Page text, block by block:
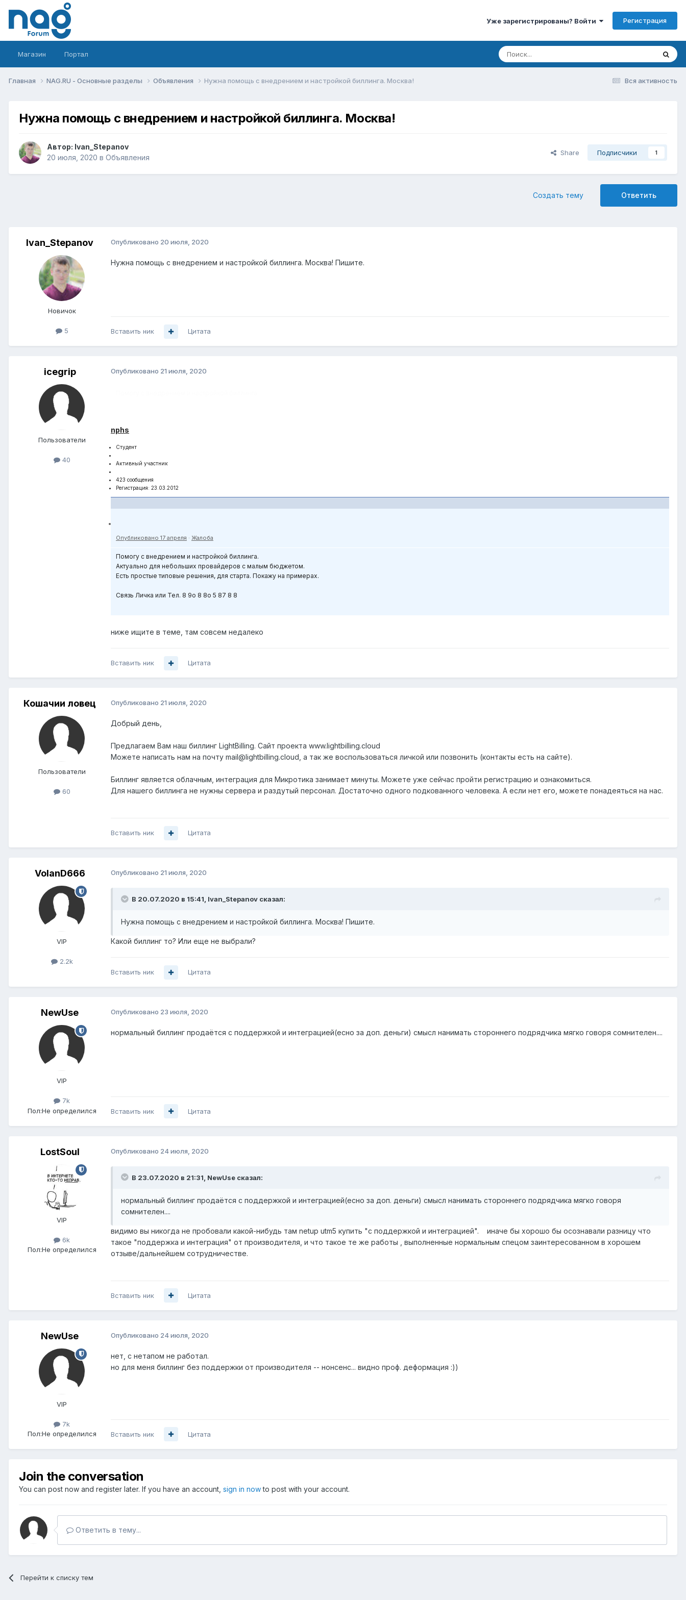
Уже зарегистрированы? Войти Регистрация
Магазин Портал
Вся активность
Главная NAG.RU - Основные разделы Объявления Нужна помощь с внедрением и настройкой биллинга. Москва!
Нужна помощь с внедрением и настройкой биллинга. Москва!
Автор: Ivan_Stepanov
20 июля, 2020 в Объявления
Share Подписчики 1
Ответить
Создать тему
Ivan_Stepanov
Новичок
5
Опубликовано 20 июля, 2020
Нужна помощь с внедрением и настройкой биллинга. Москва! Пишите.
Вставить ник Цитата
icegrip
Пользователи
40
Опубликовано 21 июля, 2020
nphs
Студент
Активный участник
423 сообщения
Регистрация: 23.03.2012
Опубликовано 17 апреля · Жалоба
Помогу с внедрением и настройкой биллинга.
Актуально для небольших провайдеров с малым бюджетом.
Есть простые типовые решения, для старта. Покажу на примерах.
Связь Личка или Тел. 8 9о 8 8о 5 87 8 8
ниже ищите в теме, там совсем недалеко
Вставить ник Цитата
Кошачии ловец
Пользователи
60
Опубликовано 21 июля, 2020
Добрый день,
Предлагаем Вам наш биллинг LightBilling. Сайт проекта www.lightbilling.cloud
Можете написать нам на почту mail@lightbilling.cloud, а так же воспользоваться личкой или позвонить (контакты есть на сайте).
Биллинг является облачным, интеграция для Микротика занимает минуты. Можете уже сейчас пройти регистрацию и ознакомиться.
Для нашего биллинга не нужны сервера и раздутый персонал. Достаточно одного подкованного человека. А если нет его, можете понадеяться на нас.
Вставить ник Цитата
VolanD666
VIP
2.2k
Опубликовано 21 июля, 2020
В 20.07.2020 в 15:41, Ivan_Stepanov сказал:
Нужна помощь с внедрением и настройкой биллинга. Москва! Пишите.
Какой биллинг то? Или еще не выбрали?
Вставить ник Цитата
NewUse
VIP
7k
Пол:Не определился
Опубликовано 23 июля, 2020
нормальный биллинг продаётся с поддержкой и интеграцией(есно за доп. деньги) смысл нанимать стороннего подрядчика мягко говоря сомнителен....
Вставить ник Цитата
LostSoul
VIP
6k
Пол:Не определился
Опубликовано 24 июля, 2020
В 23.07.2020 в 21:31, NewUse сказал:
нормальный биллинг продаётся с поддержкой и интеграцией(есно за доп. деньги) смысл нанимать стороннего подрядчика мягко говоря
сомнителен....
видимо вы никогда не пробовали какой-нибудь там netup utm5 купить "с поддержкой и интеграцией". иначе бы хорошо бы осознавали разницу что
такое "поддержка и интеграция" от производителя, и что такое те же работы , выполненные нормальным спецом заинтересованном в хорошем
отзыве/дальнейшем сотрудничестве.
Вставить ник Цитата
NewUse
VIP
7k
Пол:Не определился
Опубликовано 24 июля, 2020
нет, с нетапом не работал.
но для меня биллинг без поддержки от производителя -- нонсенс... видно проф. деформация :))
Вставить ник Цитата
Join the conversation
You can post now and register later. If you have an account, sign in nowto post with your account.
Ответить в тему...
Перейти к списку тем